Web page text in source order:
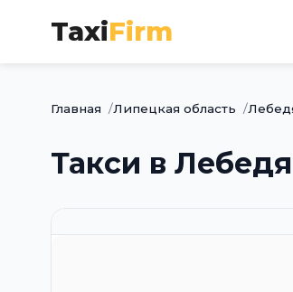
TaxiFirm
Главная Липецкая область
Такси в